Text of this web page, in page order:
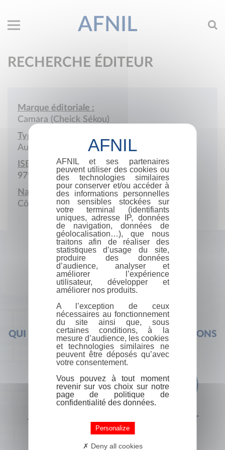
AFNIL
RECHERCHE ÉDITEUR
Marque éditoriale :
Camara (Cheick Sékou)
Type de société :
Auto-édition
ISBN :
979-10-448-0101-2
Nationalité :
Côte d'ivoire
QUI SOMMES-NOUS ? FOIRE AUX QUESTIONS
+33 (0) 1 44 41 29 19 CONTACT
AFNIL et ses partenaires
peuvent utiliser des cookies ou
des technologies similaires
pour conserver et/ou accéder à
des informations personnelles
non sensibles stockées sur
votre terminal (identifiants
uniques, adresse IP, données
de navigation, données de
géolocalisation…), que nous
traitons afin de réaliser des
statistiques d’usage du site,
produire des données
d’audience, analyser et
améliorer l’expérience
utilisateur, développer et
améliorer nos produits.
A l’exception de ceux
nécessaires au fonctionnement
du site ainsi que, sous
certaines conditions, à la
mesure d’audience, les cookies
et technologies similaires ne
peuvent être déposés qu’avec
votre consentement.
Vous pouvez à tout moment
revenir sur vos choix sur notre
page de politique de
confidentialité des données.
Personalize
Deny all cookies